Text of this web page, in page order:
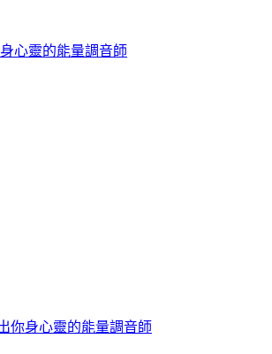
心靈的能量調音師
你身心靈的能量調音師